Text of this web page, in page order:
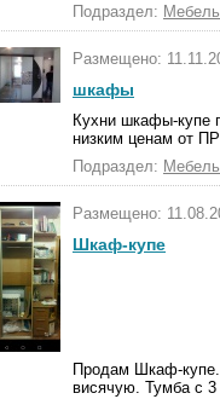
Подраздел:
Размещено:
шкафы
Кухни шкафы-купе
низким ценам от
Подраздел:
Размещено:
Шкаф-купе
Продам Шкаф-
висячую. Тумба с 3